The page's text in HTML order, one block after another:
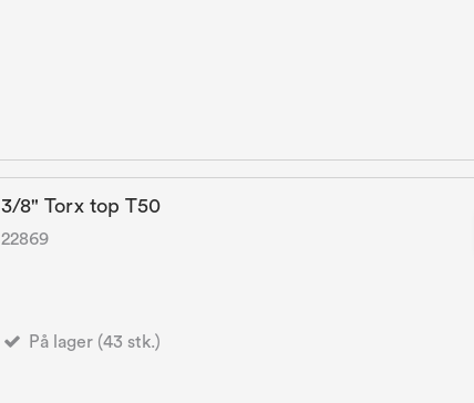
3/8" Torx top T50
22869
På lager (43 stk.)